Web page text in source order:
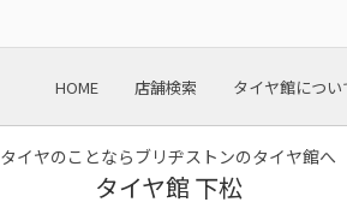
HOME 店舗検索 タイヤ館につい
タイヤのことならブリヂストンのタイヤ館へ
タイヤ館 下松